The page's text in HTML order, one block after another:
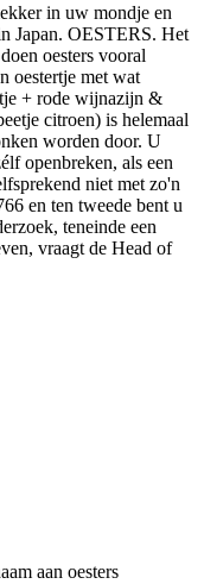
in uw mondje en
Japan. OESTERS. Het
oesters vooral
oestertje met wat
+ rode wijnazijn &
citroen) is helemaal
worden door. U
openbreken, als een
niet met zo'n
en ten tweede bent u
teneinde een
vraagt de Head of
aan oesters